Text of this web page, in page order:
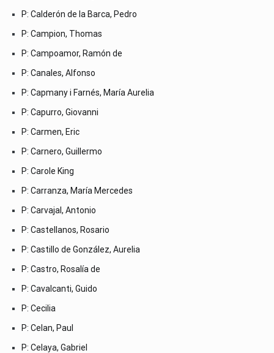
P: Calderón de la Barca, Pedro
P: Campion, Thomas
P: Campoamor, Ramón de
P: Canales, Alfonso
P: Capmany i Farnés, María Aurelia
P: Capurro, Giovanni
P: Carmen, Eric
P: Carnero, Guillermo
P: Carole King
P: Carranza, María Mercedes
P: Carvajal, Antonio
P: Castellanos, Rosario
P: Castillo de González, Aurelia
P: Castro, Rosalía de
P: Cavalcanti, Guido
P: Cecilia
P: Celan, Paul
P: Celaya, Gabriel